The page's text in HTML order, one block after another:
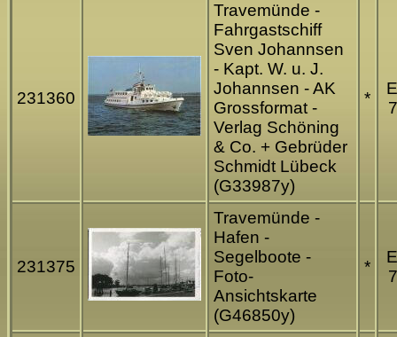
231360
Travemünde -
Fahrgastschiff
Sven Johannsen
- Kapt. W. u. J.
Johannsen - AK
Grossformat -
Verlag Schöning
& Co. + Gebrüder
Schmidt Lübeck
(G33987y)
*
231375
Travemünde -
Hafen -
Segelboote -
Foto-
Ansichtskarte
(G46850y)
*